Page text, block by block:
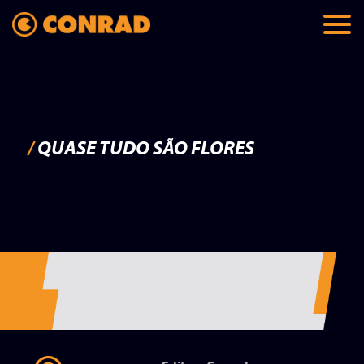
/QUASE TUDO SÃO FLORES